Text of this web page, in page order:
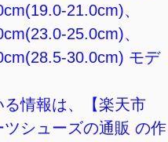
21.0cm)、
25.0cm)、
30.0cm) モデ
情報は、【楽天市
シューズの通販 の作